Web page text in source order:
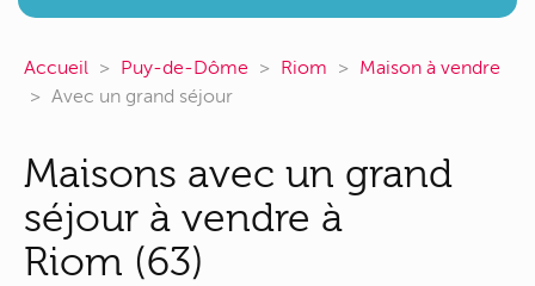
Accueil Puy-de-Dôme Riom
Maison à vendre
Avec un grand séjour
Maisons avec un grand
séjour à vendre à
Riom (63)